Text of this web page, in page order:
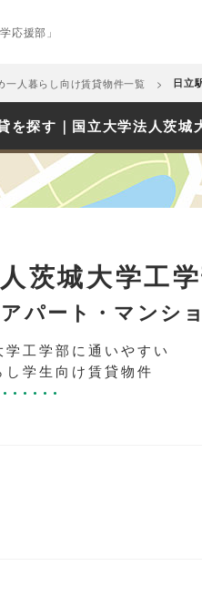
応援部」
一人暮らし向け賃貸物件一覧 日立
を探す｜国立大学法人茨
茨城大学工
パート・マンシ
工学部に通いやすい
学生向け賃貸物件